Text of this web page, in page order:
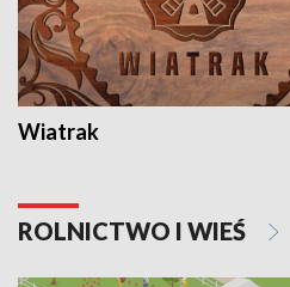
Wiatrak
ROLNICTWO I WIEŚ